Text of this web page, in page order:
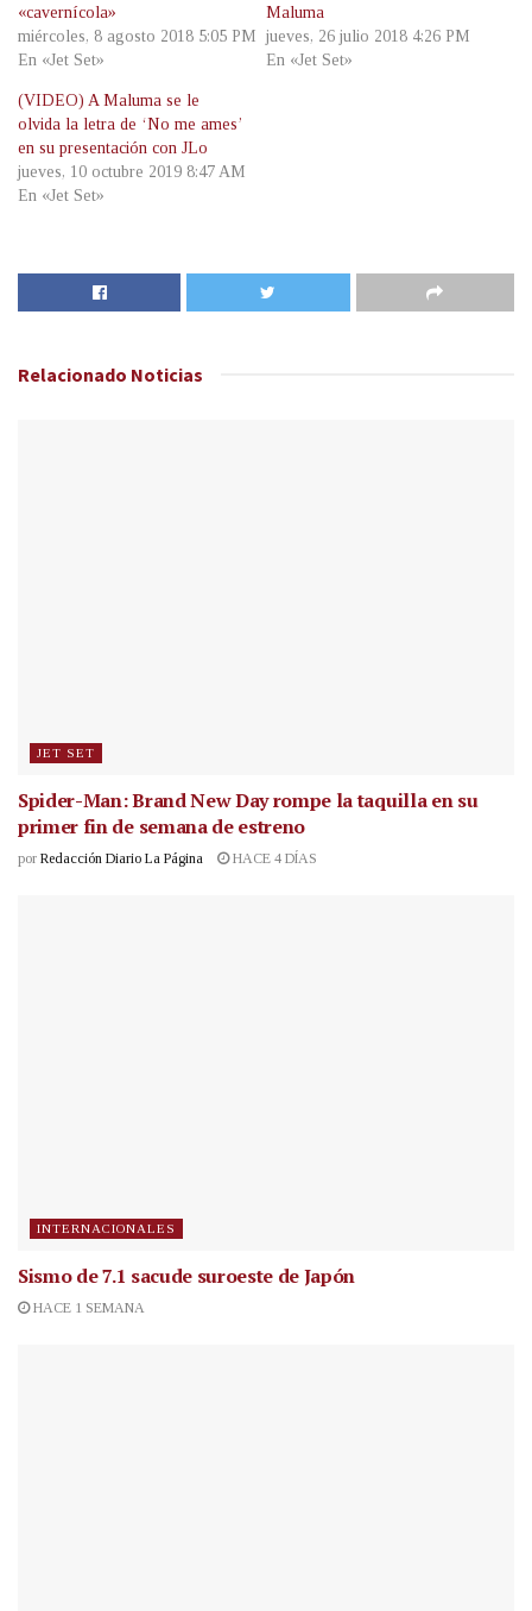
«cavernícola»
miércoles, 8 agosto 2018 5:05 PM
En «Jet Set»
Maluma
jueves, 26 julio 2018 4:26 PM
En «Jet Set»
(VIDEO) A Maluma se le
olvida la letra de ‘No me ames’
en su presentación con JLo
jueves, 10 octubre 2019 8:47 AM
En «Jet Set»
Relacionado Noticias
JET SET
Spider-Man: Brand New Day rompe la taquilla en su
primer fin de semana de estreno
por Redacción Diario La Página HACE 4 DÍAS
INTERNACIONALES
Sismo de 7.1 sacude suroeste de Japón
HACE 1 SEMANA